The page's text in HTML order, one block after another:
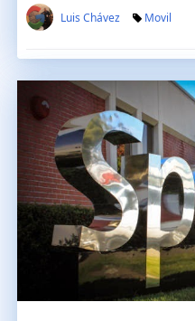
Luis Chávez Movil